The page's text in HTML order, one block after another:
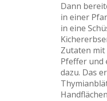
Dann
in einer
in eine
Zutaten mit
Pfeffer und
dazu. Das